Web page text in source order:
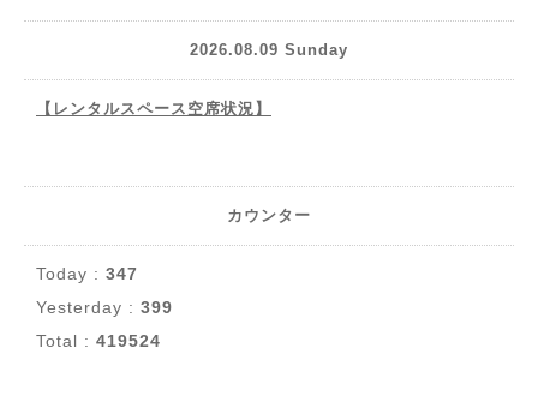
2026.08.09 Sunday
【レンタルスペース空席状況】
カウンター
Today : 347
Yesterday : 399
Total : 419524